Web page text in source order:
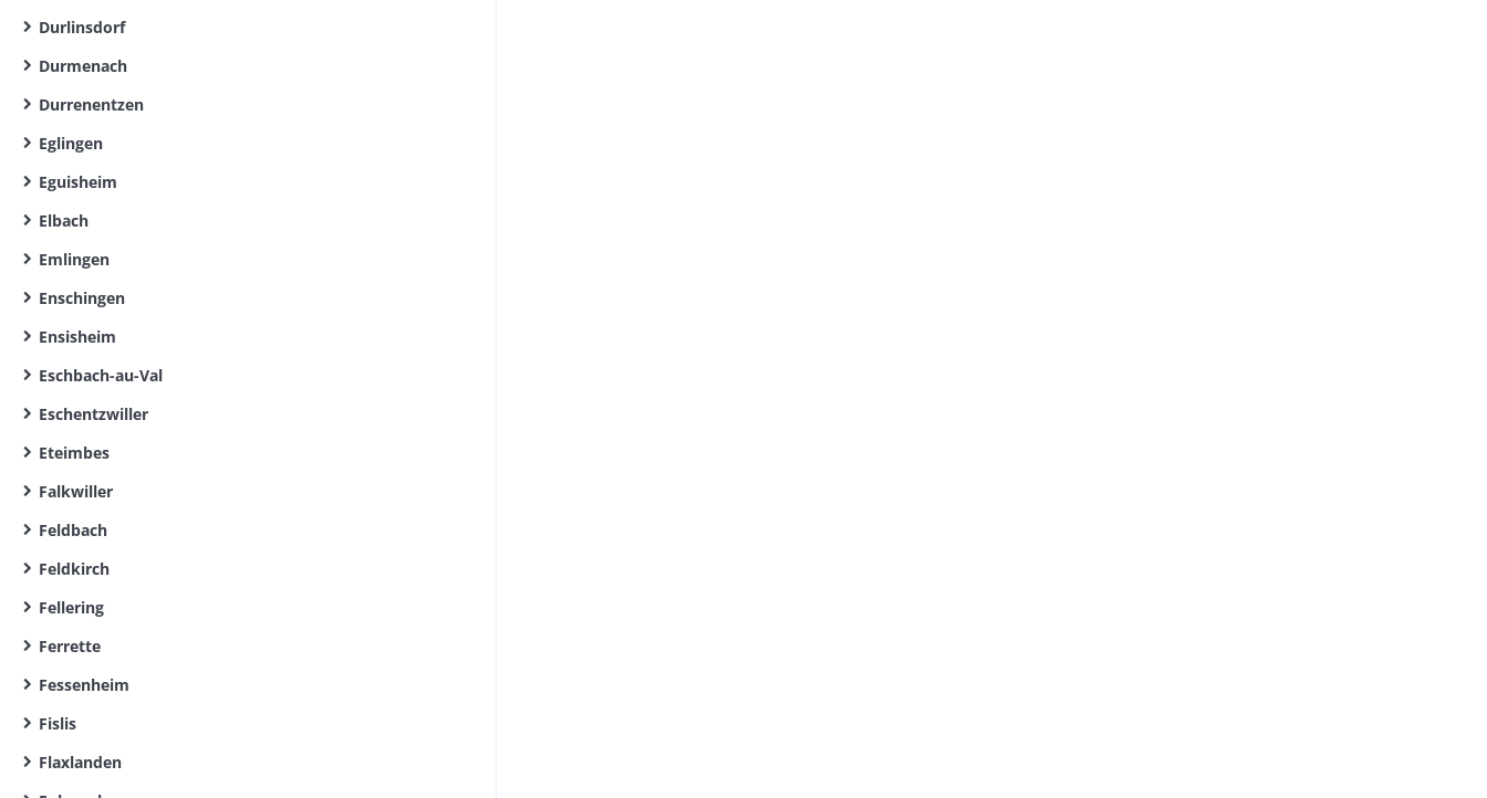
Durlinsdorf
Durmenach
Durrenentzen
Eglingen
Eguisheim
Elbach
Emlingen
Enschingen
Ensisheim
Eschbach-au-Val
Eschentzwiller
Eteimbes
Falkwiller
Feldbach
Feldkirch
Fellering
Ferrette
Fessenheim
Fislis
Flaxlanden